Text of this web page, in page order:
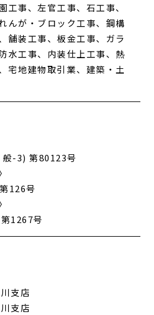
工事、左官工事、石工事、
んが・ブロック工事、鋼構
舗装工事、板金工事、ガラ
水工事、内装仕上工事、熱
宅地建物取引業、建築・土
-3) 第80123号
〉
126号
〉
1267号
支店
支店